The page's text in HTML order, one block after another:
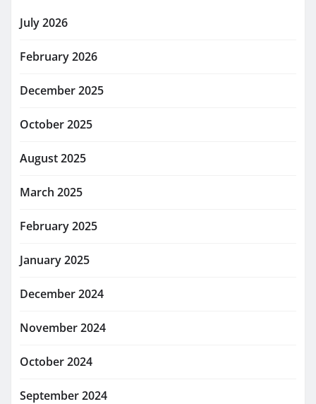
July 2026
February 2026
December 2025
October 2025
August 2025
March 2025
February 2025
January 2025
December 2024
November 2024
October 2024
September 2024